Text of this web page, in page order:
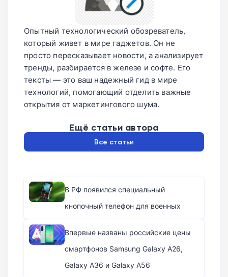
Опытный технологический обозреватель,
который живет в мире гаджетов. Он не
просто пересказывает новости, а анализирует
тренды, разбирается в железе и софте. Его
тексты — это ваш надежный гид в мире
технологий, помогающий отделить важные
открытия от маркетингового шума.
Ещё статьи автора
Все статьи
В РФ появился специальный
кнопочный телефон для военных
Впервые названы российские цены
смартфонов Samsung Galaxy A26,
Galaxy A36 и Galaxy A56